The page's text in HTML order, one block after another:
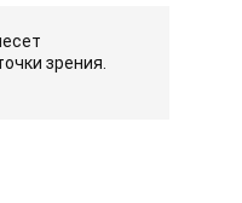
зрения.